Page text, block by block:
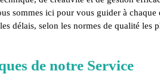
sommes ici pour vous guider à chaque
délais, selon les normes de qualité les
de notre Service